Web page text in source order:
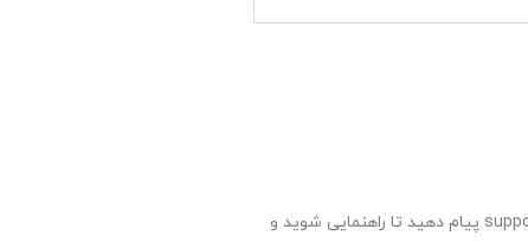
اگر شما قصد همکاری با آنها را دارید، می توانید به بخش “قوانین و مقررات” بروید و تمامی قوانین و شروط سایت را مطالعه بفرمائید و به support@akare.ir پیام دهید تا راهنمایی شوید و